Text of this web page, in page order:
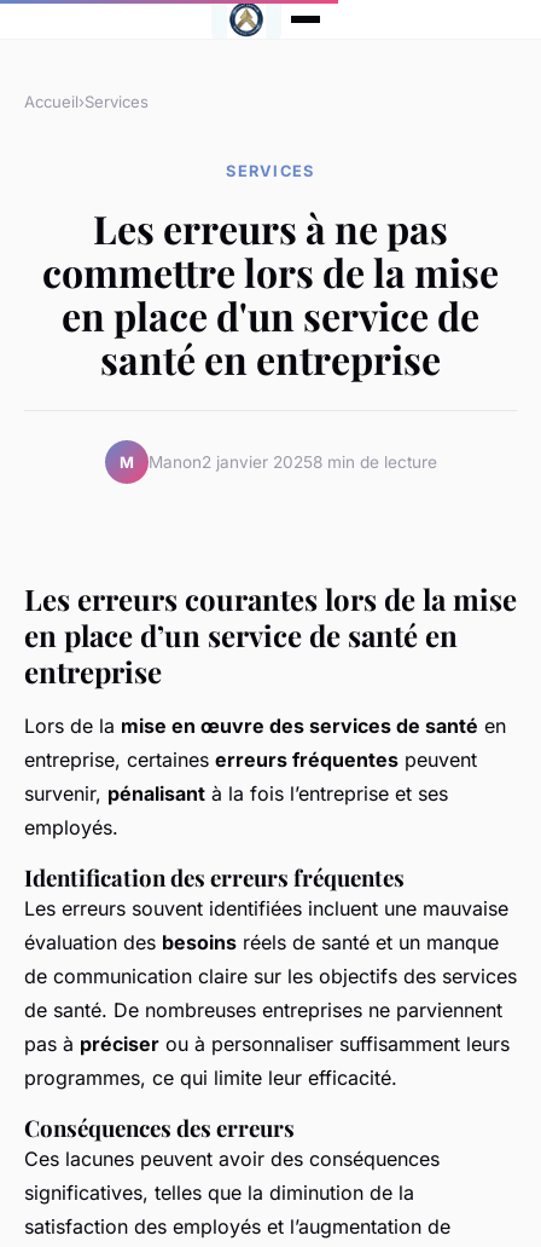
Accueil›Services
SERVICES
Les erreurs à ne pas
commettre lors de la mise
en place d'un service de
santé en entreprise
M Manon2 janvier 20258 min de lecture
Les erreurs courantes lors de la mise
en place d’un service de santé en
entreprise
Lors de la mise en œuvre des services de santé en
entreprise, certaines erreurs fréquentes peuvent
survenir, pénalisant à la fois l’entreprise et ses
employés.
Identification des erreurs fréquentes
Les erreurs souvent identifiées incluent une mauvaise
évaluation des besoins réels de santé et un manque
de communication claire sur les objectifs des services
de santé. De nombreuses entreprises ne parviennent
pas à préciser ou à personnaliser suffisamment leurs
programmes, ce qui limite leur efficacité.
Conséquences des erreurs
Ces lacunes peuvent avoir des conséquences
significatives, telles que la diminution de la
satisfaction des employés et l’augmentation de